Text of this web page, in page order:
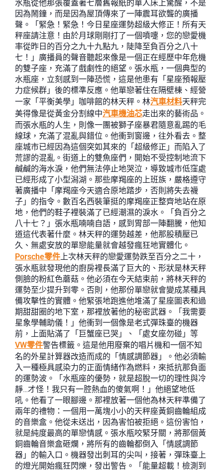
水瓶從他那張覆蓋著七層舊報紙的單人床上驚醒，不是
因為鬧鐘，而是因為屋頂傳來了一陣震耳欲聾的廣播
聲。「緊急！緊急！今日星座運勢超級大修正！所有天
秤座請注意！由於月球剛剛打了一個噴嚏，您的戀愛機
率從昨日的百分之九十九點九，陡降至負百分之八十
七！」廣播員的聲音聽起來像是一個正在經歷中年危機
的雙子座，充滿了戲劇性的絕望。張水瓶，一個典型的
水瓶座，立刻感到一陣恐慌，這是他患有「星座預報壓
力症候群」後的標準反應。他單戀著住在隔壁棟、經營
一家「平衡美學」咖啡館的林天秤。林汽車材料天秤完
美得像是從黃金分割線中汽車機油芯走出來的藝術品。
而張水瓶的人生，則像一團被獅子座暴君隨意亂踢的毛
線球，充滿了混亂與錯位。他衝到窗邊，往外看去。整
座城市已經因為這個突如其來的「超級修正」而陷入了
荒謬的混亂。街道上的雙魚座們，開始不受控制地流下
鹹鹹的海水淚，他們無法停止地哭泣，導致城市低窪處
已經形成了小型潟湖。那些摩羯座的上班族，嚴格遵守
著廣播中「摩羯座今天適合原地踏步，否則將失去襪
子」的指令。數百名西裝筆挺的摩羯座正整齊地站在原
地，他們的鞋子裡裝滿了已經潮濕的淚水。「負百分之
八十七？」張水瓶喃喃自語，感到胃部一陣翻騰，他知
道這代表著什麼。林天秤的運勢越差，他那股積壓已
久、無處安放的單戀能量就會越發瘋狂地實體化。
Porsche零件上次林天秤的戀愛運勢跌至百分之二十，
張水瓶就發現他的廚房裡長滿了巨大的、形狀是林天秤
側臉的粉紅色蘑菇。他必須在今天結束前，將林天秤的
運勢至少提升到零。否則，他那份單戀就會變成某種具
備攻擊性的實體。他緊張地跑進他堆滿了星座圖表和過
期甜甜圈的地下室，那裡放著他的秘密武器。「我需要
星象學輔助儀！」他衝到一個像是老式彈珠臺的機器
前，上面貼滿了「巨蟹座已哭」、「處女座勿碰」等
VW零件警告標籤。這是他用廢棄的唱片機和一個不知
名的外星計算器改造而成的「情感調節器」。他必須輸
入一種極具感染力的正面情緒作為燃料，來抵抗那負面
的運勢波。「水瓶座的優勢，就是超脫一切的理性與冷
靜…才怪！我只有一腔熱血的傻氣啊！」他絕望地低
吼。他看了一眼腳邊。那裡放著一個他為林天秤準備了
兩年的禮物：一個用一萬塊小小的天秤座黃銅齒輪組成
的音樂盒。他從未送出，因為害怕被拒絕。這份害怕，
就是純度最高的單戀情感。張水瓶咬緊牙關，將那個黃
銅齒輪音樂盒砸爛，將所有的齒輪都倒入「情感調節
器」的輸入口。機器發出刺耳的尖叫，接著，彈珠臺上
的燈光開始瘋狂閃爍，發出警告。「能量超載！檢測到